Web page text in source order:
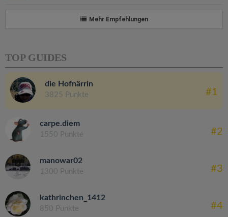
Mehr Empfehlungen
TOP GUIDES
die Hofnärrin
3825 Punkte #1
carpe.diem
1550 Punkte #2
manowar02
1300 Punkte #3
kathrinchen_1412
850 Punkte #4